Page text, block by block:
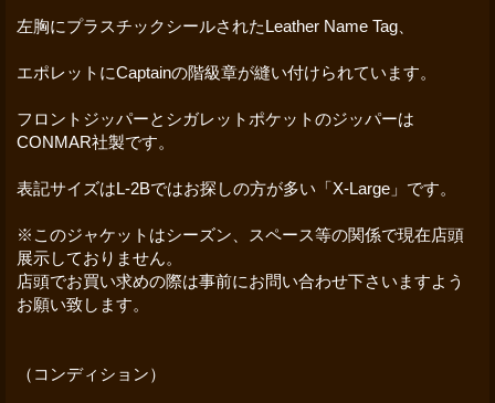
左胸にプラスチックシールされたLeather Name Tag、
エポレットにCaptainの階級章が縫い付けられています。
フロントジッパーとシガレットポケットのジッパーは
CONMAR社製です。
表記サイズはL-2Bではお探しの方が多い「X-Large」です。
※このジャケットはシーズン、スペース等の関係で現在店頭
展示しておりません。
店頭でお買い求めの際は事前にお問い合わせ下さいますよう
お願い致します。
（コンディション）